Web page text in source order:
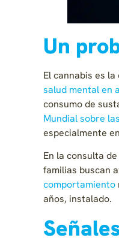
Un
El cannabis es
salud mental en
consumo de
Mundial sobre
especialmente
En la consulta
familias buscan
comportamiento
años, instalado.